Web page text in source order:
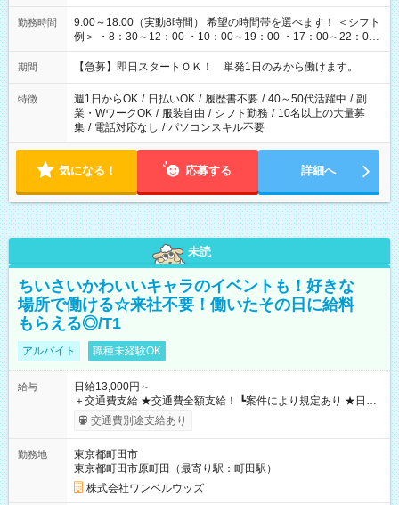
勤務時間
9:00～18:00（実動8時間） 希望の時間帯を選べます！ ＜シフト
例＞ ・8：30～12：00 ・10：00～19：00 ・17：00～22：00
・13：00～22：00 ・22：00～翌6：00 など
期間 【急募】即日スタートＯＫ！ 単発1日のみから働けます。
特徴 週1日からOK / 日払いOK / 履歴書不要 / 40～50代活躍中 / 副
業・WワークOK / 服装自由 / シフト勤務 / 10名以上の大量募
集 / 電話対応なし / パソコンスキル不要
気になる！ 応募する 詳細へ
未読
ちいさいかわいいキャラのイベントも！好きな
場所で働ける☆来社不要！働いたその日に給料
もらえる◎/T1
アルバイト 職種未経験OK
給与
日給13,000円～
＋交通費支給 ★交通費全額支給！ ┗案件により規定あり ★日払
いOK！（規定あり） ┗働いたその日に現金GET♪ お仕事後はコ
ンビニATMから 日払い分を引き落とせます！ 【試用期間】試
交通費別途支給あり
勤務地
東京都町田市
東京都町田市原町田（最寄り駅：町田駅）
株式会社ワンベルウッズ